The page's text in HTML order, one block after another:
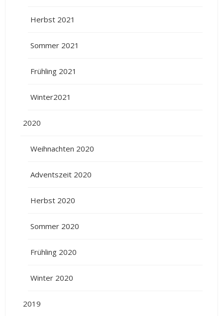
Herbst 2021
Sommer 2021
Frühling 2021
Winter2021
2020
Weihnachten 2020
Adventszeit 2020
Herbst 2020
Sommer 2020
Frühling 2020
Winter 2020
2019